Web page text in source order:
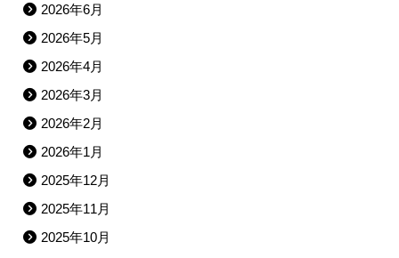
2026年6月
2026年5月
2026年4月
2026年3月
2026年2月
2026年1月
2025年12月
2025年11月
2025年10月